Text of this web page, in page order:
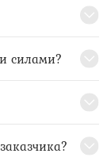
силами?